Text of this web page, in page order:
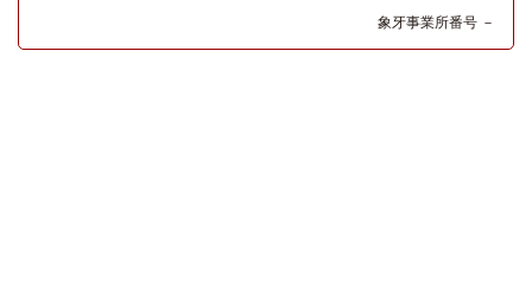
象牙事業所番号 －